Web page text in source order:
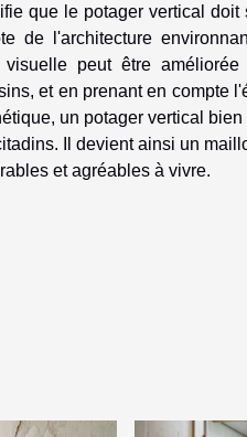
que le potager vertical
de l'architecture
visuelle peut être
et en prenant en compte
un potager vertical
Il devient ainsi un
et agréables à vivre.